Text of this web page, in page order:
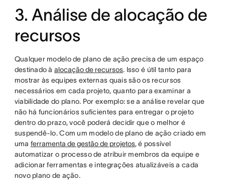
3. Análise de alocação de
recursos
Qualquer modelo de plano de ação precisa de um espaço
destinado àalocação de recursos. Isso é útil tanto para
mostrar às equipes externas quais são os recursos
necessários em cada projeto, quanto para examinar a
viabilidade do plano. Por exemplo: se a análise revelar que
não há funcionários suficientes para entregar o projeto
dentro do prazo, você poderá decidir que o melhor é
suspendê-lo. Com um modelo de plano de ação criado em
uma ferramenta de gestão de projetos, é possível
automatizar o processo de atribuir membros da equipe e
adicionar ferramentas e integrações atualizáveis a cada
novo plano de ação.